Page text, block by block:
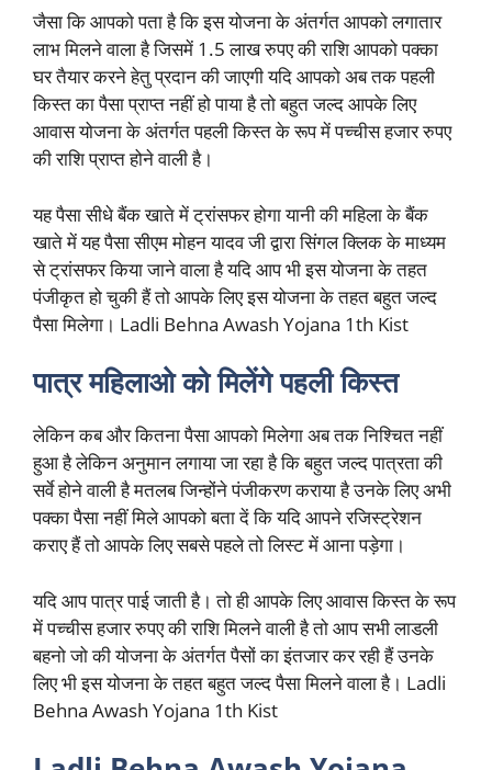
जैसा कि आपको पता है कि इस योजना के अंतर्गत आपको लगातार
लाभ मिलने वाला है जिसमें 1.5 लाख रुपए की राशि आपको पक्का
घर तैयार करने हेतु प्रदान की जाएगी यदि आपको अब तक पहली
किस्त का पैसा प्राप्त नहीं हो पाया है तो बहुत जल्द आपके लिए
आवास योजना के अंतर्गत पहली किस्त के रूप में पच्चीस हजार रुपए
की राशि प्राप्त होने वाली है।
यह पैसा सीधे बैंक खाते में ट्रांसफर होगा यानी की महिला के बैंक
खाते में यह पैसा सीएम मोहन यादव जी द्वारा सिंगल क्लिक के माध्यम
से ट्रांसफर किया जाने वाला है यदि आप भी इस योजना के तहत
पंजीकृत हो चुकी हैं तो आपके लिए इस योजना के तहत बहुत जल्द
पैसा मिलेगा। Ladli Behna Awash Yojana 1th Kist
पात्र महिलाओ को मिलेंगे पहली किस्त
लेकिन कब और कितना पैसा आपको मिलेगा अब तक निश्चित नहीं
हुआ है लेकिन अनुमान लगाया जा रहा है कि बहुत जल्द पात्रता की
सर्वे होने वाली है मतलब जिन्होंने पंजीकरण कराया है उनके लिए अभी
पक्का पैसा नहीं मिले आपको बता दें कि यदि आपने रजिस्ट्रेशन
कराए हैं तो आपके लिए सबसे पहले तो लिस्ट में आना पड़ेगा।
यदि आप पात्र पाई जाती है। तो ही आपके लिए आवास किस्त के रूप
में पच्चीस हजार रुपए की राशि मिलने वाली है तो आप सभी लाडली
बहनो जो की योजना के अंतर्गत पैसों का इंतजार कर रही हैं उनके
लिए भी इस योजना के तहत बहुत जल्द पैसा मिलने वाला है। Ladli
Behna Awash Yojana 1th Kist